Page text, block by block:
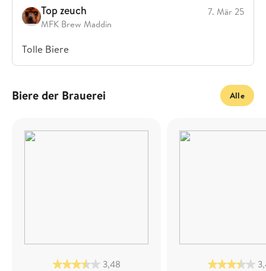
Top zeuch
MFK Brew Maddin
7. Mär 25
Tolle Biere
Biere der Brauerei Alle
3,48